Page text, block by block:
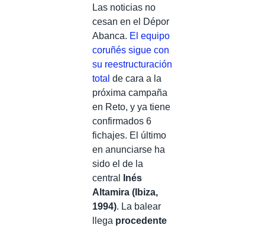
Las noticias no
cesan en el Dépor
Abanca. El equipo
coruñés sigue con
su reestructuración
total de cara a la
próxima campaña
en Reto, y ya tiene
confirmados 6
fichajes. El último
en anunciarse ha
sido el de la
central
Inés
Altamira (Ibiza,
1994). La balear
llega procedente